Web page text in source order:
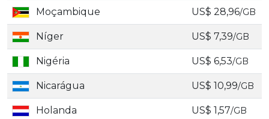
Moçambique US$ 28,96/GB
Níger US$ 7,39/GB
Nigéria US$ 6,53/GB
Nicarágua US$ 10,99/GB
Holanda US$ 1,57/GB